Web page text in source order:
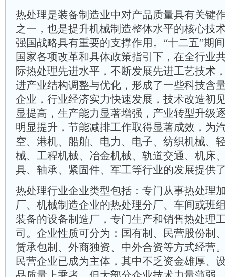
热处理是装备制造业中对产品质量具有关键
之一，也是提升机械制造整体水平的核心技
强国战略具有重要的支撑作用。“十二五”期
国家各项改革和具体政策指引下，在全行业
际热处理先进水平，不断发展先进工艺技术
进产业结构调整与优化，形成了一些科技含
企业，行业经济实力快速发展，技术改造初
显提高，生产能力显著增强，产业转型升级
明显提升，节能减排工作取得显著成效，为
空、港机、船舶、电力、电子、纺织机械、
械、工程机械、冶金机械、轨道交通、机床
具、轴承、紧固件、军工等行业的发展提供
热处理行业企业类型包括：专门从事热处理
厂、机械制造企业的热处理分厂、车间或班
装备的设备制造厂，专门生产和销售热处理
司。企业性质可分为：国有制、民营股份制
赁承包制、外商独资、中外合资等方式经营
民营企业已成为主体，其中不乏资金雄厚、